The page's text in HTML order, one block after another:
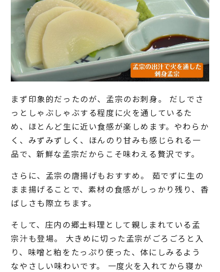
まず印象的だったのが、孟宗のお刺身。 だしでさ
っとしゃぶしゃぶする程度に火を通しているた
め、ほとんど生に近い食感が楽しめます。やわらか
く、みずみずしく、ほんのり甘みも感じられる一
品で、新鮮な孟宗だからこそ味わえる贅沢です。
さらに、孟宗の唐揚げもおすすめ。 茹でずに生の
まま揚げることで、素材の食感がしっかり残り、香
ばしさも際立ちます。
そして、庄内の郷土料理として親しまれている孟
宗汁も登場。 大きめに切った孟宗がごろごろと入
り、味噌と粕をたっぷり使った、体にしみるよう
なやさしい味わいです。 一度火を入れてから寝か